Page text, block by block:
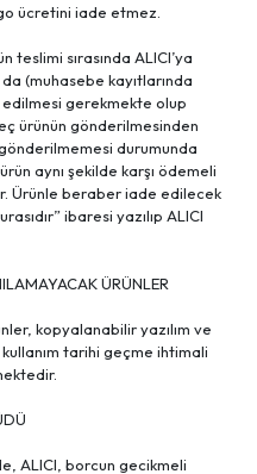
ücretini iade etmez.
teslimi sırasında ALICI’ya
(muhasebe kayıtlarında
edilmesi gerekmekte olup
ürünün gönderilmesinden
durumunda
aynı şekilde karşı ödemeli
Ürünle beraber iade edilecek
ibaresi yazılıp ALICI
ÜRÜNLER
kopyalanabilir yazılım ve
tarihi geçme ihtimali
ALICI, borcun gecikmeli